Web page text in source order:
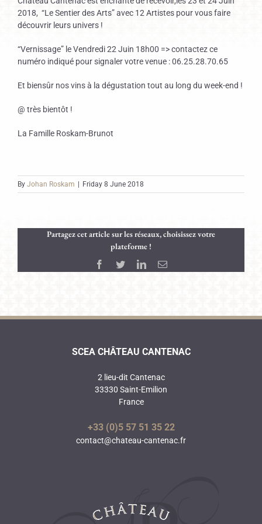
2018, “Le Sentier des Arts” avec 12 Artistes pour vous faire
découvrir leurs univers !
“Vernissage” le Vendredi 22 Juin 18h00 => contactez ce
numéro indiqué pour signaler votre venue : 06.25.28.70.65
Et biensûr nos vins à la dégustation tout au long du week-end !
@ très bientôt !
La Famille Roskam-Brunot
By Johan Roskam Friday 8 June 2018
Partagez cet article sur les réseaux, choisissez votre
plateforme !
Facebook
TwitterLinkedInEmail
SCEA CHÂTEAU CANTENAC
2 lieu-dit Cantenac
33330 Saint-Emilion
France
+33 (0)5 57 51 35 22
contact@chateau-cantenac.fr